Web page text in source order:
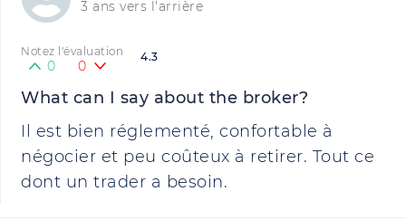
3 ans vers l'arrière
4.3
Notez l'évaluation
0 0
What can I say about the broker?
Il est bien réglementé, confortable à
négocier et peu coûteux à retirer. Tout ce
dont un trader a besoin.